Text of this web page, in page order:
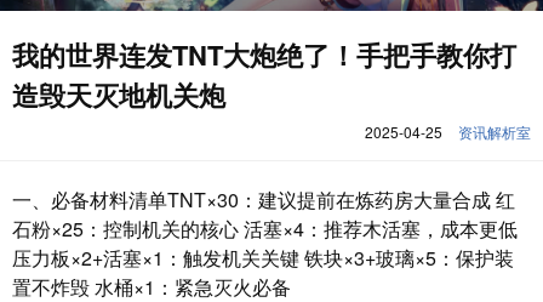
我的世界连发TNT大炮绝了！手把手教你打
造毁天灭地机关炮
2025-04-25 资讯解析室
一、必备材料清单TNT×30：建议提前在炼药房大量合成 红
石粉×25：控制机关的核心 活塞×4：推荐木活塞，成本更低
压力板×2+活塞×1：触发机关关键 铁块×3+玻璃×5：保护装
置不炸毁 水桶×1：紧急灭火必备